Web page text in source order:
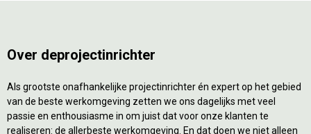
Over deprojectinrichter
Als grootste onafhankelijke projectinrichter én expert op het gebied
van de beste werkomgeving zetten we ons dagelijks met veel
passie en enthousiasme in om juist dat voor onze klanten te
realiseren: de allerbeste werkomgeving. En dat doen we niet alleen